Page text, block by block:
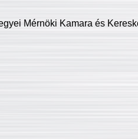
Mérnöki Kamara és